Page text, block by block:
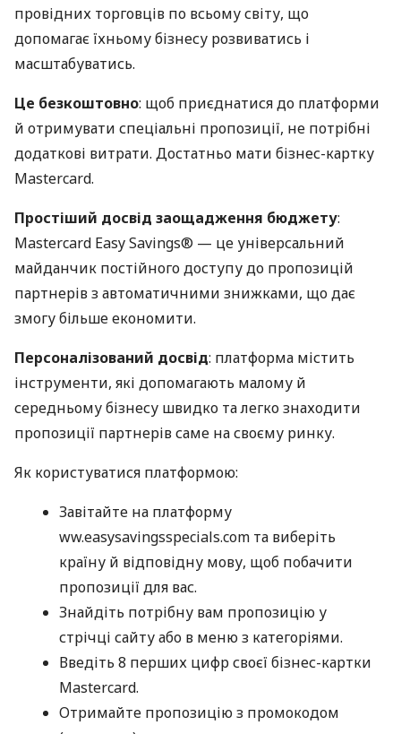
провідних торговців по всьому світу, що
допомагає їхньому бізнесу розвиватись і
масштабуватись.
Це безкоштовно: щоб приєднатися до платформи
й отримувати спеціальні пропозиції, не потрібні
додаткові витрати. Достатньо мати бізнес-картку
Mastercard.
Простіший досвід заощадження бюджету:
Mastercard Easy Savings® — це універсальний
майданчик постійного доступу до пропозицій
партнерів з автоматичними знижками, що дає
змогу більше економити.
Персоналізований досвід: платформа містить
інструменти, які допомагають малому й
середньому бізнесу швидко та легко знаходити
пропозиції партнерів саме на своєму ринку.
Як користуватися платформою:
Завітайте на платформу
ww.easysavingsspecials.com та виберіть
країну й відповідну мову, щоб побачити
пропозиції для вас.
Знайдіть потрібну вам пропозицію у
стрічці сайту або в меню з категоріями.
Введіть 8 перших цифр своєї бізнес-картки
Mastercard.
Отримайте пропозицію з промокодом